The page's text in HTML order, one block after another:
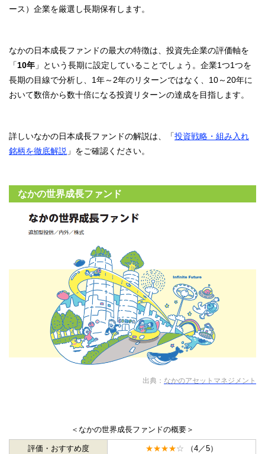
ース）企業を厳選し長期保有します。
なかの日本成長ファンドの最大の特徴は、投資先企業の評価軸を
「10年 」という長期に設定していることでしょう。企業1つ1つを
長期の目線で分析し、1年～2年のリターンではなく、10～20年に
おいて数倍から数十倍になる投資リターンの達成を目指します。
詳しいなかの日本成長ファンドの解説は、「投資戦略・組み入れ
銘柄を徹底解説 」をご確認ください。
なかの世界成長ファンド
出典： なかのアセットマネジメント
＜なかの世界成長ファンドの概要＞
評価・おすすめ度 ★★★★☆ （4／5）